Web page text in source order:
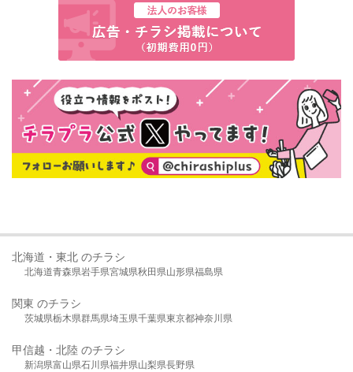
北海道・東北 のチラシ
北海道青森県岩手県宮城県秋田県山形県福島県
関東 のチラシ
茨城県栃木県群馬県埼玉県千葉県東京都神奈川県
甲信越・北陸 のチラシ
新潟県富山県石川県福井県山梨県長野県